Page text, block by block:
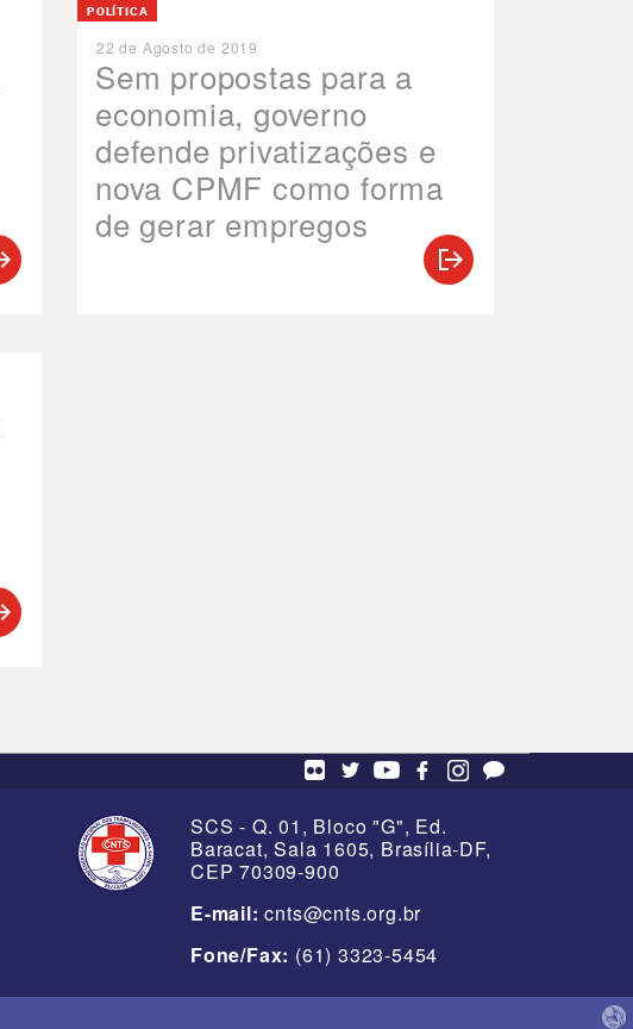
Sem propostas para a
economia, governo
defende privatizações e
nova CPMF como forma
de gerar empregos
POLÍTICA
22 de Agosto de 2019
SCS - Q. 01, Bloco "G", Ed.
Baracat, Sala 1605, Brasília-DF,
CEP 70309-900
E-mail: cnts@cnts.org.br
Fone/Fax: (61) 3323-5454